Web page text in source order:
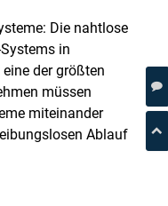
Die nahtlose
in
der größten
müssen
miteinander
Ablauf